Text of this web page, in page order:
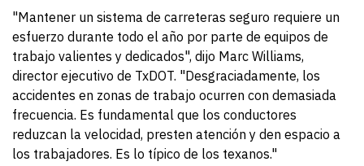
"Mantener un sistema de carreteras seguro requiere un
esfuerzo durante todo el año por parte de equipos de
trabajo valientes y dedicados", dijo Marc Williams,
director ejecutivo de TxDOT. "Desgraciadamente, los
accidentes en zonas de trabajo ocurren con demasiada
frecuencia. Es fundamental que los conductores
reduzcan la velocidad, presten atención y den espacio a
los trabajadores. Es lo típico de los texanos."